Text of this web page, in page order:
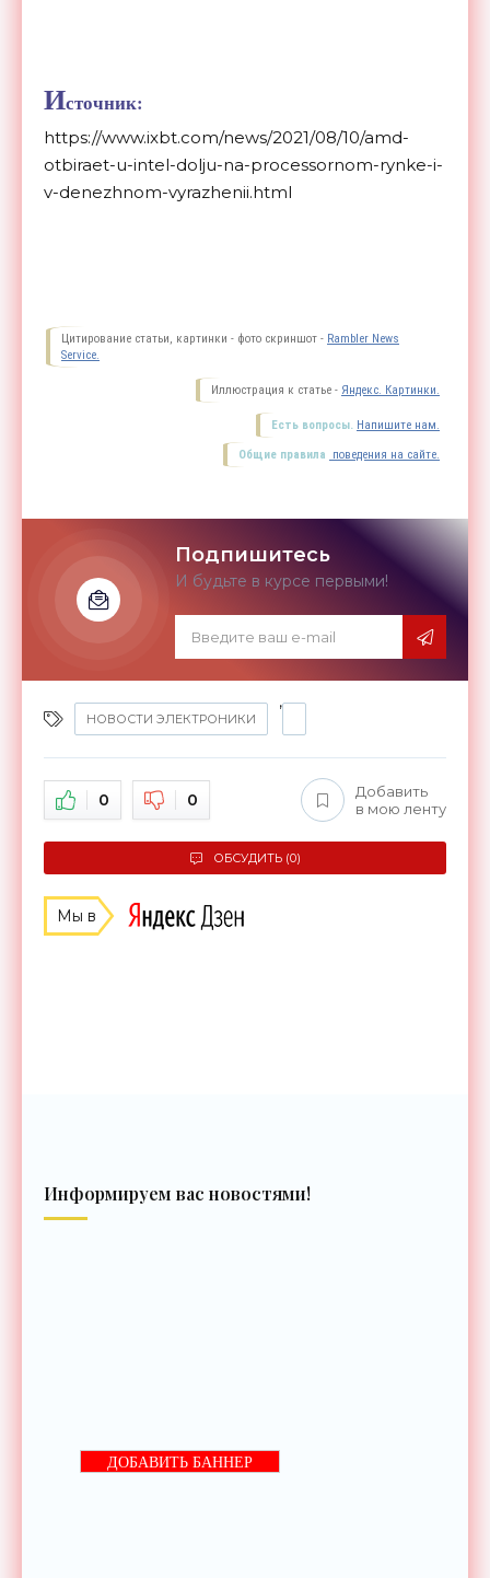
Источник:
https://www.ixbt.com/news/2021/08/10/amd-
otbiraet-u-intel-dolju-na-processornom-rynke-i-
v-denezhnom-vyrazhenii.html
Цитирование статьи, картинки - фото скриншот - Rambler News
Service.
Иллюстрация к статье - Яндекс. Картинки.
Есть вопросы. Напишите нам.
Общие правила поведения на сайте.
Подпишитесь
И будьте в курсе первыми!
НОВОСТИ ЭЛЕКТРОНИКИ
,
0 0
Добавить
в мою ленту
ОБСУДИТЬ (0)
Мы в
Информируем вас новостями!
ДОБАВИТЬ БАННЕР